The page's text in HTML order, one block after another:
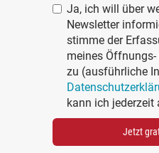
Ja, ich will über
Newsletter
stimme der
meines
zu (ausführliche
kann ich jederzeit
Jetzt